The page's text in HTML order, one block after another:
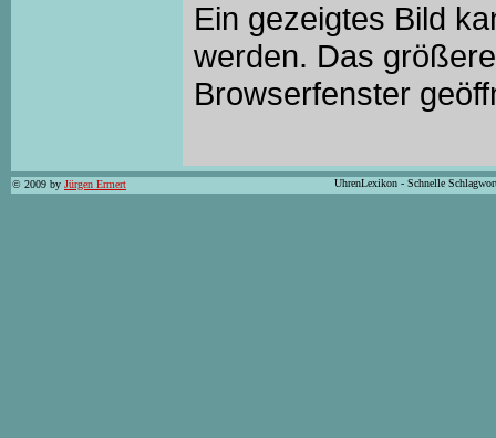
Ein gezeigtes Bild
werden. Das
Browserfenster
© 2009 by Jürgen Ermert UhrenLexikon - Schnelle